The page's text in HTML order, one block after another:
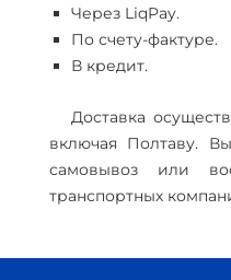
Через LiqPay.
По счету-фактуре.
В кредит.
Доставка
включая Полтаву.
самовывоз или
транспортных